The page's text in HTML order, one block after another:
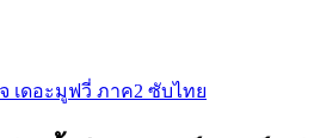
จ เดอะมูฟวี่ ภาค2 ซับไทย